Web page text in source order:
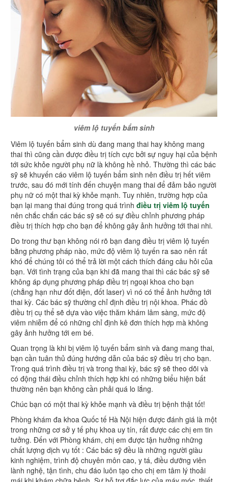
viêm lộ tuyến bẩm sinh
Viêm lộ tuyến bẩm sinh dù đang mang thai hay không mang
thai thì cũng cần được điều trị tích cực bởi sự nguy hại của bệnh
tới sức khỏe người phụ nữ là không hề nhỏ. Thường thì các bác
sỹ sẽ khuyến cáo viêm lộ tuyến bẩm sinh nên điều trị hết viêm
trước, sau đó mới tính đến chuyện mang thai để đảm bảo người
phụ nữ có một thai kỳ khỏe mạnh. Tuy nhiên, trường hợp của
bạn lại mang thai đúng trong quá trình điều trị viêm lộ tuyến
nên chắc chắn các bác sỹ sẽ có sự điều chỉnh phương pháp
điều trị thích hợp cho bạn để không gây ảnh hưởng tới thai nhi.
Do trong thư bạn không nói rõ bạn đang điều trị viêm lộ tuyến
bằng phương pháp nào, mức độ viêm lộ tuyến ra sao nên rất
khó để chúng tôi có thể trả lời một cách thích đáng câu hỏi của
bạn. Với tình trạng của bạn khi đã mang thai thì các bác sỹ sẽ
không áp dụng phương pháp điều trị ngoại khoa cho bạn
(chẳng hạn như đốt điện, đốt laser) vì nó có thể ảnh hưởng tới
thai kỳ. Các bác sỹ thường chỉ định điều trị nội khoa. Phác đồ
điều trị cụ thể sẽ dựa vào việc thăm khám lâm sàng, mức độ
viêm nhiễm để có những chỉ định kê đơn thích hợp mà không
gây ảnh hưởng tới em bé.
Quan trọng là khi bị viêm lộ tuyến bẩm sinh và đang mang thai,
bạn cần tuân thủ đúng hướng dẫn của bác sỹ điều trị cho bạn.
Trong quá trình điều trị và trong thai kỳ, bác sỹ sẽ theo dõi và
có động thái điều chỉnh thích hợp khi có những biểu hiện bất
thường nên bạn không cần phải quá lo lắng.
Chúc bạn có một thai kỳ khỏe mạnh và điều trị bệnh thật tốt!
Phòng khám đa khoa Quốc tế Hà Nội hiện được đánh giá là một
trong những cơ sở y tế phụ khoa uy tín, rất được các chị em tin
tưởng. Đến với Phòng khám, chị em được tận hưởng những
chất lượng dịch vụ tốt : Các bác sỹ đều là những người giàu
kinh nghiệm, trình độ chuyên môn cao, y tá, điều dưỡng viên
lành nghệ, tận tình, chu đáo luôn tạo cho chị em tâm lý thoải